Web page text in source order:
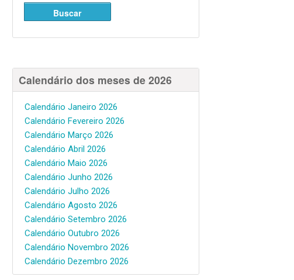
Calendário dos meses de 2026
Calendário Janeiro 2026
Calendário Fevereiro 2026
Calendário Março 2026
Calendário Abril 2026
Calendário Maio 2026
Calendário Junho 2026
Calendário Julho 2026
Calendário Agosto 2026
Calendário Setembro 2026
Calendário Outubro 2026
Calendário Novembro 2026
Calendário Dezembro 2026